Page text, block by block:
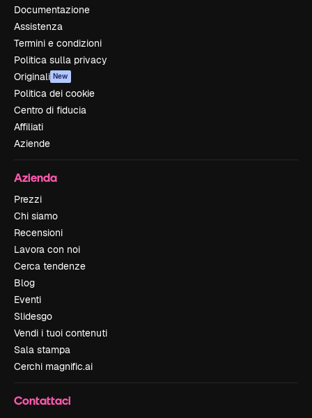
Documentazione
Assistenza
Termini e condizioni
Politica sulla privacy
Originali New
Politica dei cookie
Centro di fiducia
Affiliati
Aziende
Azienda
Prezzi
Chi siamo
Recensioni
Lavora con noi
Cerca tendenze
Blog
Eventi
Slidesgo
Vendi i tuoi contenuti
Sala stampa
Cerchi magnific.ai
Contattaci